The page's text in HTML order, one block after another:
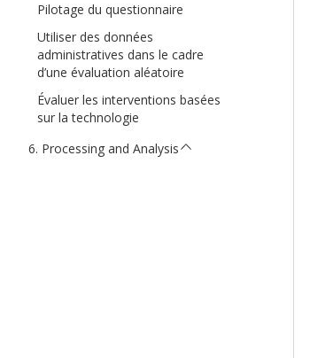
Pilotage du questionnaire
Utiliser des données
administratives dans le cadre
d’une évaluation aléatoire
Évaluer les interventions basées
sur la technologie
Processing and Analysis